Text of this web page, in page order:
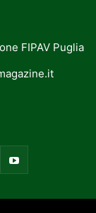
FIPAV Puglia